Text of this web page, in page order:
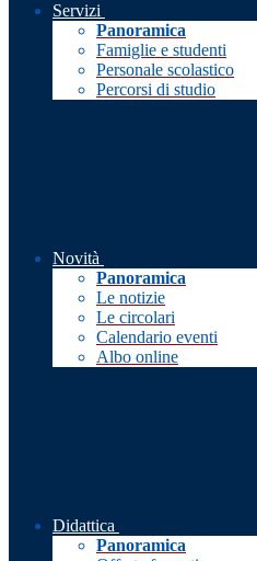
Servizi
Panoramica
Famiglie e studenti
Personale scolastico
Percorsi di studio
Novità
Panoramica
Le notizie
Le circolari
Calendario eventi
Albo online
Didattica
Panoramica